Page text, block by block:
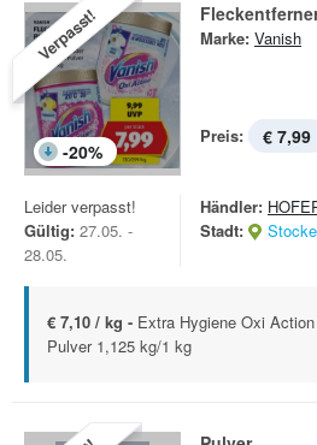
Verpasst!
-20%
Marke: Vanish
Preis: € 7,99
Leider verpasst!
Gültig: 27.05. -
28.05.
Händler:
Stadt:
€ 7,10 / kg - Extra Hygiene Oxi
Pulver 1,125 kg/1 kg